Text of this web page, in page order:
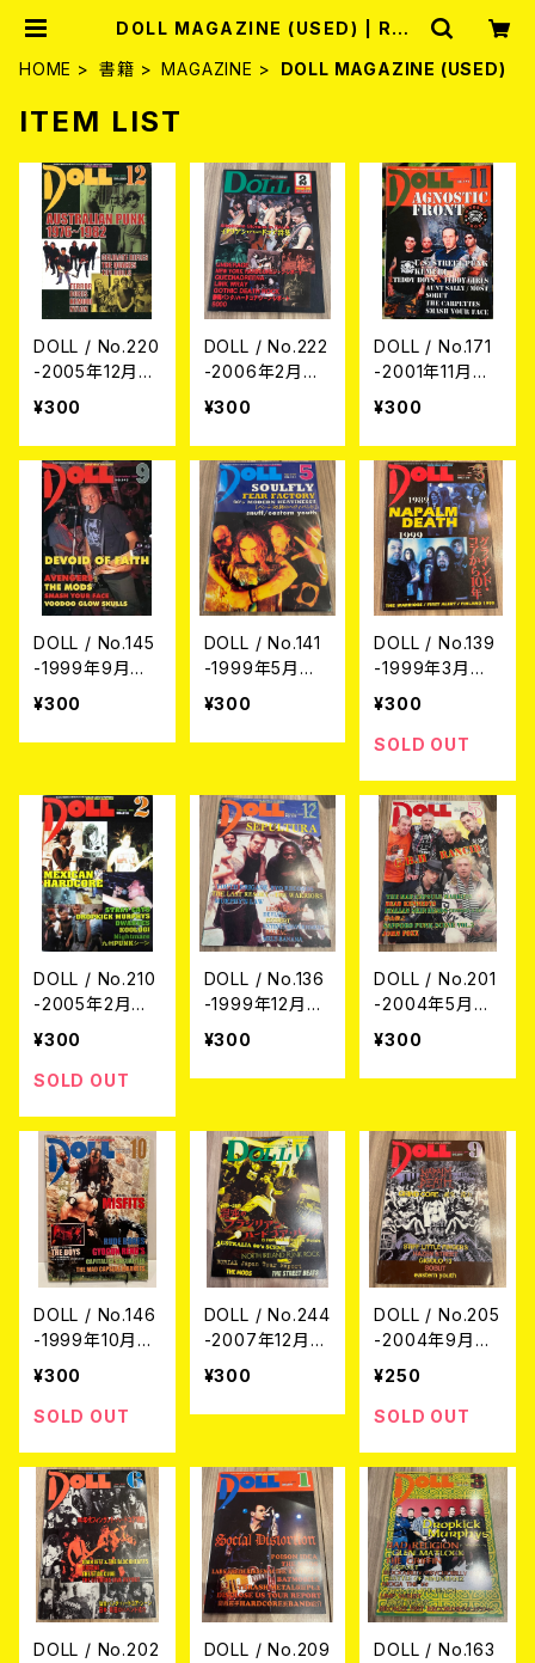
DOLL MAGAZINE (USED) | REC
HOME
書籍 MAGAZINE DOLL MAGAZINE (USED)
ITEM LIST
DOLL / No.220
-2005年12月
号- (USED/MA
¥300
DOLL / No.222
-2006年2月号-
(USED/MAGAZ
¥300
DOLL / No.171
-2001年11月号-
(USED/MAGAZ
¥300
DOLL / No.145
-1999年9月号-
(USED/MAGAZ
¥300
DOLL / No.141
-1999年5月号-
(USED/MAGAZ
¥300
DOLL / No.139
-1999年3月号-
(USED/MAGAZ
¥300
SOLD OUT
DOLL / No.210
-2005年2月号-
(USED/MAGAZ
¥300
SOLD OUT
DOLL / No.136
-1999年12月
号- (USED/MA
¥300
DOLL / No.201
-2004年5月号-
(USED/MAGAZ
¥300
DOLL / No.146
-1999年10月
号- (USED/MA
¥300
SOLD OUT
DOLL / No.244
-2007年12月
号- (USED/MA
¥300
DOLL / No.205
-2004年9月号-
(USED/MAGAZ
¥250
SOLD OUT
DOLL / No.202
DOLL / No.209
DOLL / No.163